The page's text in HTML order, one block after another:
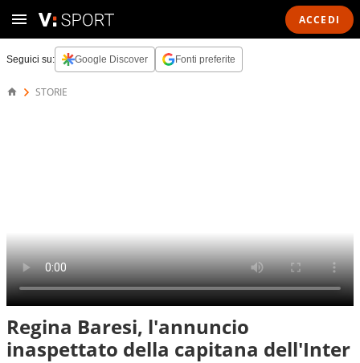
ACCEDI
Seguici su: Google Discover Fonti preferite
STORIE
Regina Baresi, l'annuncio
inaspettato della capitana dell'Inter